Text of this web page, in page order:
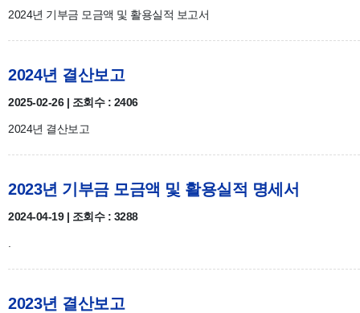
2024년 기부금 모금액 및 활용실적 보고서
2024년 결산보고
2025-02-26 | 조회수 : 2406
2024년 결산보고
2023년 기부금 모금액 및 활용실적 명세서
2024-04-19 | 조회수 : 3288
2023년 결산보고